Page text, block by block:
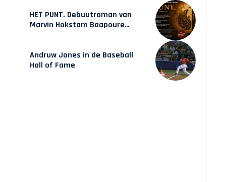
HET PUNT. Debuutroman van
Marvin Hokstam Baapoure
Andruw Jones in de Baseball
Hall of Fame